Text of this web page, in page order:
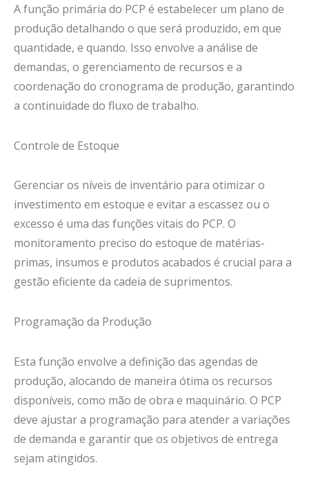
A função primária do PCP é estabelecer um plano de
produção detalhando o que será produzido, em que
quantidade, e quando. Isso envolve a análise de
demandas, o gerenciamento de recursos e a
coordenação do cronograma de produção, garantindo
a continuidade do fluxo de trabalho.
Controle de Estoque
Gerenciar os níveis de inventário para otimizar o
investimento em estoque e evitar a escassez ou o
excesso é uma das funções vitais do PCP. O
monitoramento preciso do estoque de matérias-
primas, insumos e produtos acabados é crucial para a
gestão eficiente da cadeia de suprimentos.
Programação da Produção
Esta função envolve a definição das agendas de
produção, alocando de maneira ótima os recursos
disponíveis, como mão de obra e maquinário. O PCP
deve ajustar a programação para atender a variações
de demanda e garantir que os objetivos de entrega
sejam atingidos.